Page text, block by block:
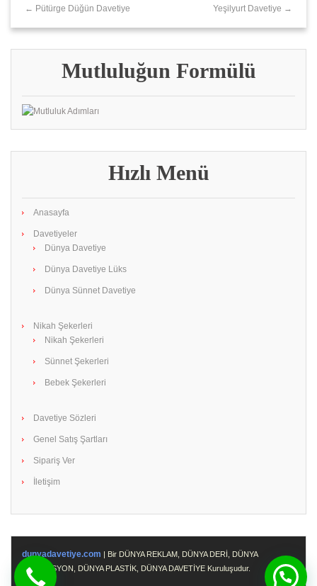
← Pütürge Düğün Davetiye Yeşilyurt Davetiye →
Mutluluğun Formülü
Hızlı Menü
Anasayfa
Davetiyeler
Dünya Davetiye
Dünya Davetiye Lüks
Dünya Sünnet Davetiye
Nikah Şekerleri
Nikah Şekerleri
Sünnet Şekerleri
Bebek Şekerleri
Davetiye Sözleri
Genel Satış Şartları
Sipariş Ver
İletişim
dunyadavetiye.com | Bir DÜNYA REKLAM, DÜNYA DERİ, DÜNYA
PROMOSYON, DÜNYA PLASTİK, DÜNYA DAVETİYE Kuruluşudur.